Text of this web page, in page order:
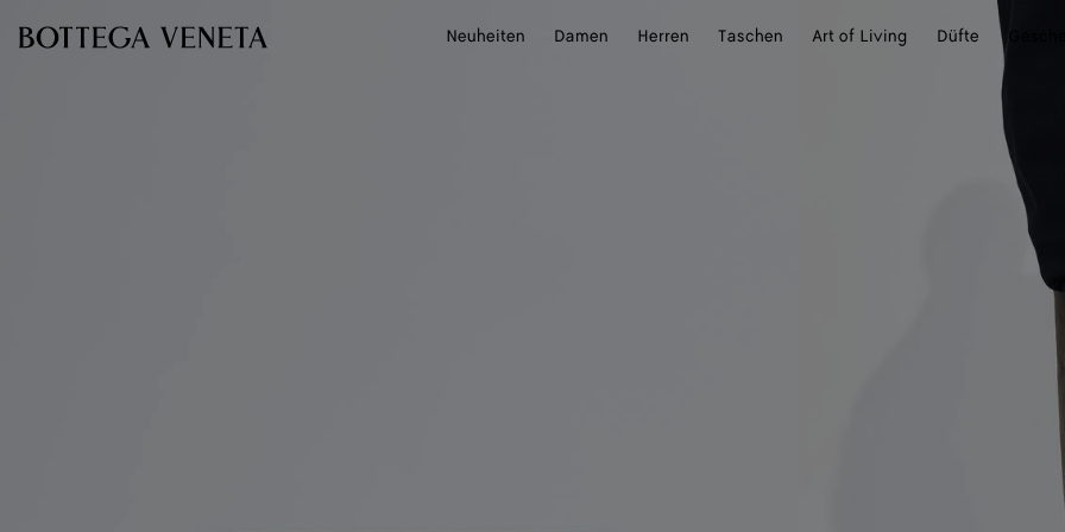
Neuheiten
Damen Herren Taschen Art of Living Düfte